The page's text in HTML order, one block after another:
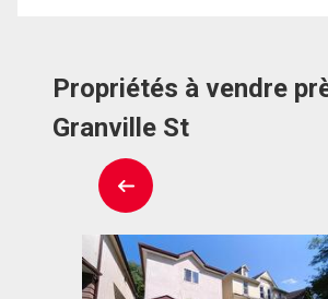
Propriétés à vendre
Granville St